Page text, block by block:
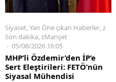
Siyaset,Yan Öne çıkan Haberler,z
Son dakika,zManşet
05/08/2026 16:05
MHP’li Özdemir’den İP’e
Sert Eleştirileri: FETÖ’nün
Siyasal Mühendisi